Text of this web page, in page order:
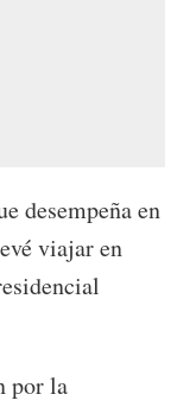
desempeña en
viajar en
por la